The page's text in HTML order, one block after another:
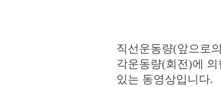
직선운동량(앞으로
각운동량(회전)에
있는 동영상입니다.